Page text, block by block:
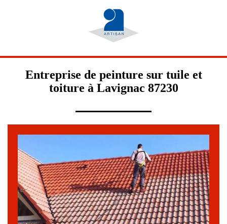
Entreprise de peinture sur tuile et
toiture à Lavignac 87230